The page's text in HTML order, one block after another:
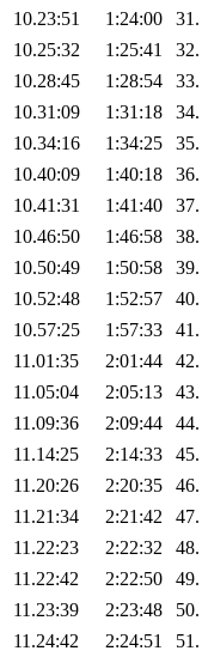
10.23:51
1:24:00 31.
10.25:32
1:25:41 32.
10.28:45
1:28:54 33.
10.31:09
1:31:18 34.
10.34:16
1:34:25 35.
10.40:09
1:40:18 36.
10.41:31
1:41:40 37.
10.46:50
1:46:58 38.
10.50:49
1:50:58 39.
10.52:48
1:52:57 40.
10.57:25
1:57:33 41.
11.01:35
2:01:44 42.
11.05:04
2:05:13 43.
11.09:36
2:09:44 44.
11.14:25
2:14:33 45.
11.20:26
2:20:35 46.
11.21:34
2:21:42 47.
11.22:23
2:22:32 48.
11.22:42
2:22:50 49.
11.23:39
2:23:48 50.
11.24:42
2:24:51 51.